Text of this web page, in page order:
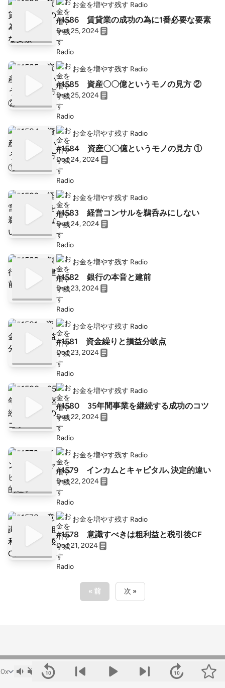
お金を増やす残す Radio
#1586 賃貸業の成功の為に1番必要な要素
Dec 25, 2024
お金を増やす残す Radio
#1585 資産〇〇億というモノの見方 ②
Dec 25, 2024
お金を増やす残す Radio
#1584 資産〇〇億というモノの見方 ①
Dec 24, 2024
お金を増やす残す Radio
#1583 経営コンサルを鵜呑みにしない
Dec 24, 2024
お金を増やす残す Radio
#1582 銀行の本音と建前
Dec 23, 2024
お金を増やす残す Radio
#1581 資金繰りと損益分岐点
Dec 23, 2024
お金を増やす残す Radio
#1580 35年間事業を継続する成功のコツ
Dec 22, 2024
お金を増やす残す Radio
#1579 インカムとキャピタル､決定的違い
Dec 22, 2024
お金を増やす残す Radio
#1578 意識すべきは粗利益と税引後CF
Dec 21, 2024
« 前 次 »